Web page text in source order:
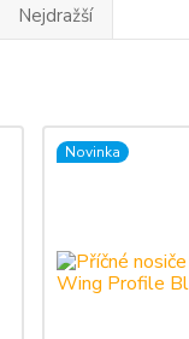
Nejdražší
Novinka